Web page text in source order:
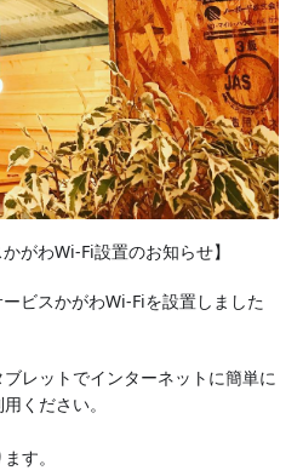
かがわWi-Fi設置のお知らせ】
ビスかがわWi-Fiを設置しました
レットでインターネットに簡単に
ください。
す。